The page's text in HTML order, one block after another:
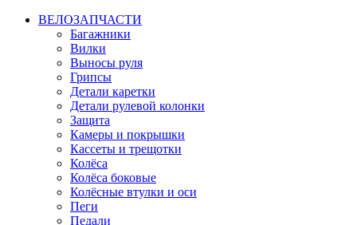
ВЕЛОЗАПЧАСТИ
Багажники
Вилки
Выносы руля
Грипсы
Детали каретки
Детали рулевой колонки
Защита
Камеры и покрышки
Кассеты и трещотки
Колёса
Колёса боковые
Колёсные втулки и оси
Пеги
Педали